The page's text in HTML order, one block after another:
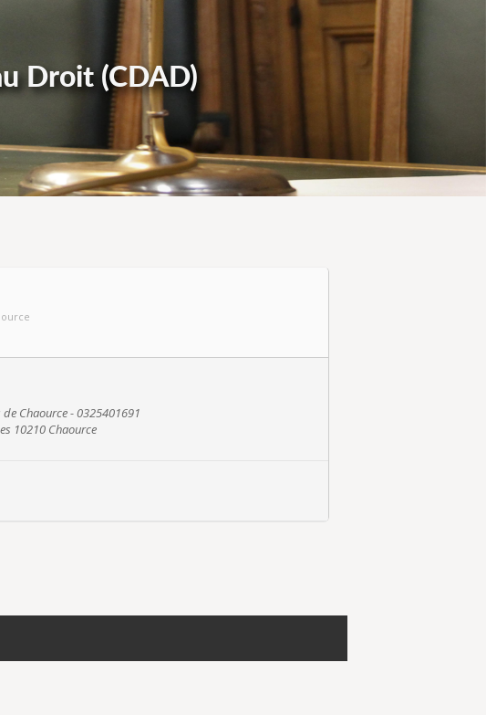
Droit (CDAD)
de Chaource - 0325401691
10210 Chaource